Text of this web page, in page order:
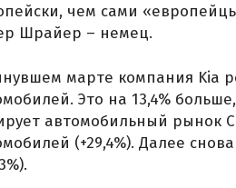
чем сами
Шрайер – немец.
марте компания Kia
Это на 13,4%
автомобильный рынок
(+29,4%). Далее